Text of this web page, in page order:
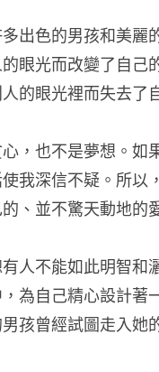
出色的男孩和美麗
眼光而改變了自己
的眼光裡而失去了
，也不是夢想。如
我深信不疑。所以
、並不驚天動地的
人不能如此明智和
為自己精心設計著
孩曾經試圖走入她